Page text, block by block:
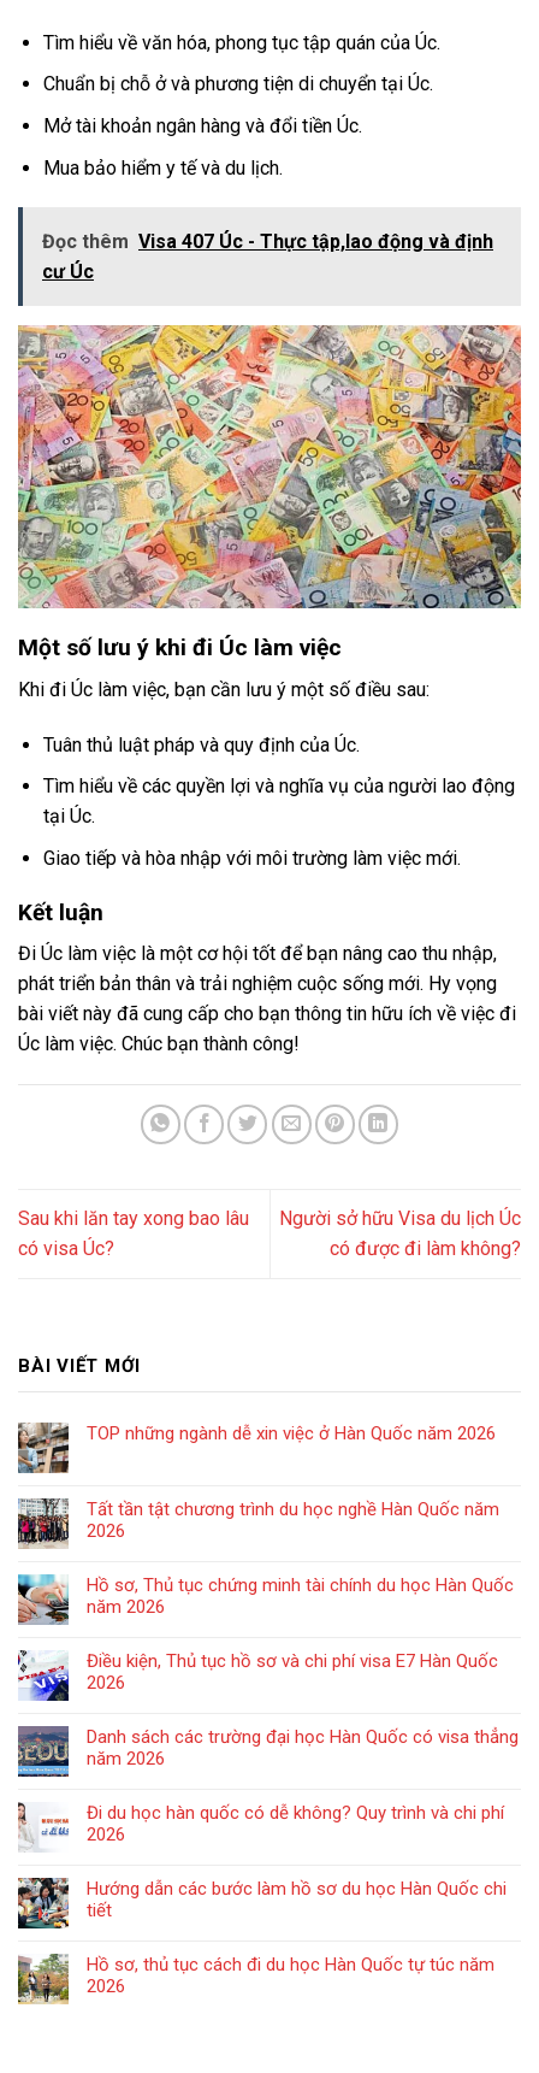
Tìm hiểu về văn hóa, phong tục tập quán của Úc.
Chuẩn bị chỗ ở và phương tiện di chuyển tại Úc.
Mở tài khoản ngân hàng và đổi tiền Úc.
Mua bảo hiểm y tế và du lịch.
Đọc thêm Visa 407 Úc - Thực tập,lao động và định
cư Úc
Một số lưu ý khi đi Úc làm việc
Khi đi Úc làm việc, bạn cần lưu ý một số điều sau:
Tuân thủ luật pháp và quy định của Úc.
Tìm hiểu về các quyền lợi và nghĩa vụ của người lao động
tại Úc.
Giao tiếp và hòa nhập với môi trường làm việc mới.
Kết luận
Đi Úc làm việc là một cơ hội tốt để bạn nâng cao thu nhập,
phát triển bản thân và trải nghiệm cuộc sống mới. Hy vọng
bài viết này đã cung cấp cho bạn thông tin hữu ích về việc đi
Úc làm việc. Chúc bạn thành công!
Sau khi lăn tay xong bao lâu
có visa Úc?
Người sở hữu Visa du lịch Úc
có được đi làm không?
BÀI VIẾT MỚI
TOP những ngành dễ xin việc ở Hàn Quốc năm 2026
Tất tần tật chương trình du học nghề Hàn Quốc năm
2026
Hồ sơ, Thủ tục chứng minh tài chính du học Hàn Quốc
năm 2026
Điều kiện, Thủ tục hồ sơ và chi phí visa E7 Hàn Quốc
2026
Danh sách các trường đại học Hàn Quốc có visa thẳng
năm 2026
Đi du học hàn quốc có dễ không? Quy trình và chi phí
2026
Hướng dẫn các bước làm hồ sơ du học Hàn Quốc chi
tiết
Hồ sơ, thủ tục cách đi du học Hàn Quốc tự túc năm
2026